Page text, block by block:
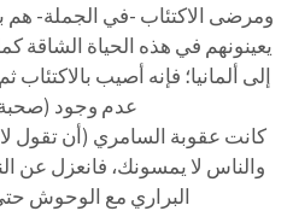
ومرضى الاكتئاب -في الجملة-
يعينونهم في هذه الحياة الشاقة
إلى ألمانيا؛ فإنه أصيب بالاكتئاب
عدم وجود
كانت عقوبة السامري (أن تقول
والناس لا يمسونك، فانعزل عن
البراري مع الوحوش